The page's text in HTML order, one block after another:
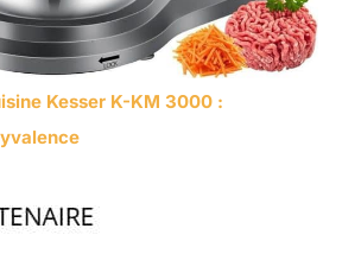
Kesser K-KM 3000 :